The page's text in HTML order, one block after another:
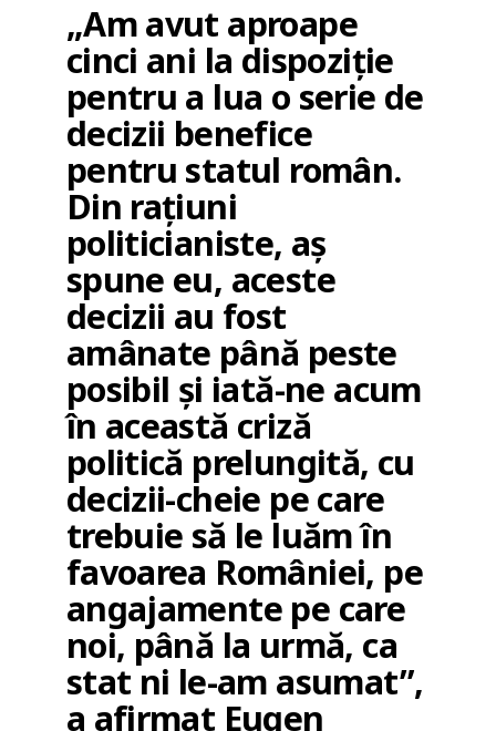
„Am avut aproape
cinci ani la dispoziție
pentru a lua o serie de
decizii benefice
pentru statul român.
Din rațiuni
politicianiste, aș
spune eu, aceste
decizii au fost
amânate până peste
posibil și iată-ne acum
în această criză
politică prelungită, cu
decizii-cheie pe care
trebuie să le luăm în
favoarea României, pe
angajamente pe care
noi, până la urmă, ca
stat ni le-am asumat”,
a afirmat Eugen